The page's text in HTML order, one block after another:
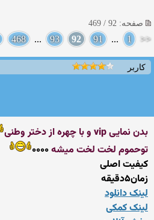
صفحه: 92 / 469
<<
1
...
91
92
93
...
468
کاربر
بدن نمایی vip و با چهره از دختر وطنی
توحموم لخت لخت میشه۰۰۰۰
کیفیت اصلی
زمان۵دقیقه
لینک دانلود
لینک کمکی